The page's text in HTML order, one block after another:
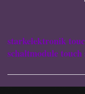
starkelektronik
schaltmodule